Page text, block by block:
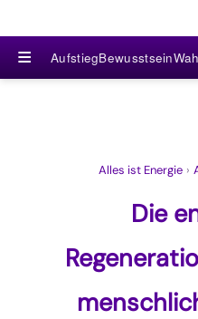
≡ AufstiegBewusstsein
Alles ist Energie ›
Die